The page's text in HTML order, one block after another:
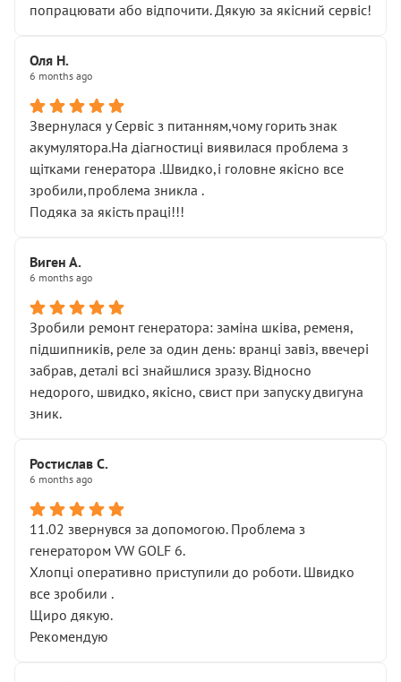
попрацювати або відпочити. Дякую за якісний сервіс!
Оля Н.
6 months ago
Звернулася у Сервіс з питанням,чому горить знак
акумулятора.На діагностиці виявилася проблема з
щітками генератора .Швидко,і головне якісно все
зробили,проблема зникла .
Подяка за якість праці!!!
Виген А.
6 months ago
Зробили ремонт генератора: заміна шківа, ременя,
підшипників, реле за один день: вранці завіз, ввечері
забрав, деталі всі знайшлися зразу. Відносно
недорого, швидко, якісно, свист при запуску двигуна
зник.
Ростислав С.
6 months ago
11.02 звернувся за допомогою. Проблема з
генератором VW GOLF 6.
Хлопці оперативно приступили до роботи. Швидко
все зробили .
Щиро дякую.
Рекомендую